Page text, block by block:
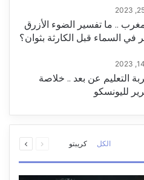
.. ما تفسير الضوء الأزرق
في السماء قبل الكارثة بثوان؟
التعليم عن بعد .. خلاصة
لليونسكو
الكل كريبتو الصفحةالصفحة